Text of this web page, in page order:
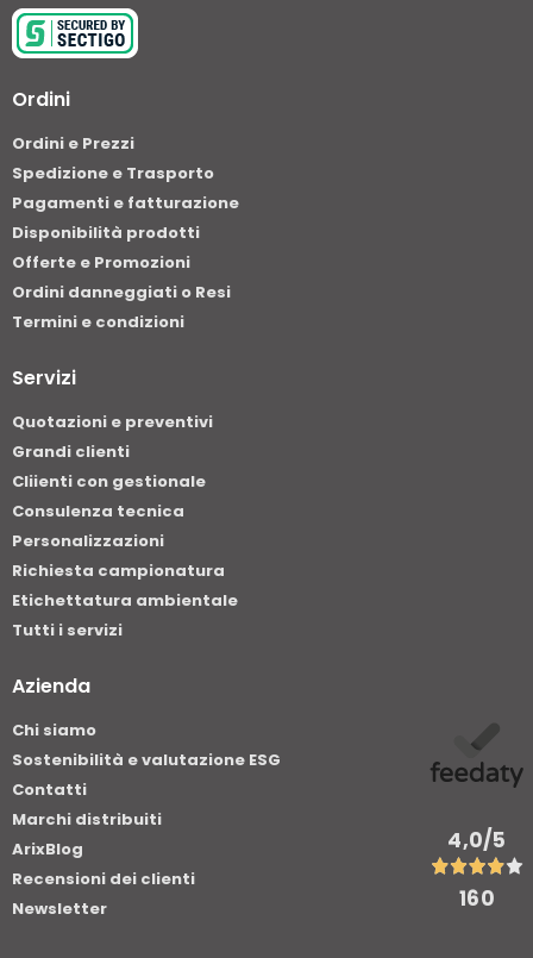
Ordini
Ordini e Prezzi
Spedizione e Trasporto
Pagamenti e fatturazione
Disponibilità prodotti
Offerte e Promozioni
Ordini danneggiati o Resi
Termini e condizioni
Servizi
Quotazioni e preventivi
Grandi clienti
Cliienti con gestionale
Consulenza tecnica
Personalizzazioni
Richiesta campionatura
Etichettatura ambientale
Tutti i servizi
Azienda
Chi siamo
Sostenibilità e valutazione ESG
Contatti
Marchi distribuiti
ArixBlog
Recensioni dei clienti
Newsletter
4,0/5
160